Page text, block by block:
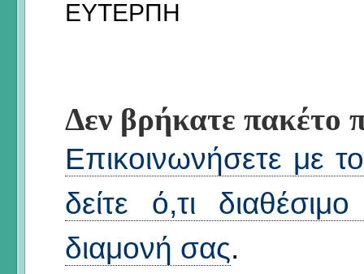
ΕΥΤΕΡΠΗ
Δεν βρήκατε πακέτο
Επικοινωνήσετε με
δείτε ό,τι
διαμονή σας.